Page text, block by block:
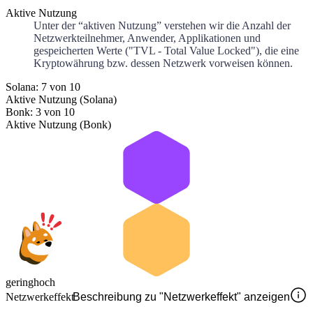
Aktive Nutzung
Unter der “aktiven Nutzung” verstehen wir die Anzahl der
Netzwerkteilnehmer, Anwender, Applikationen und
gespeicherten Werte ("TVL - Total Value Locked"), die eine
Kryptowährung bzw. dessen Netzwerk vorweisen können.
Solana: 7 von 10
Aktive Nutzung (Solana)
Bonk: 3 von 10
Aktive Nutzung (Bonk)
geringhoch
NetzwerkeffektBeschreibung zu "Netzwerkeffekt" anzeigen